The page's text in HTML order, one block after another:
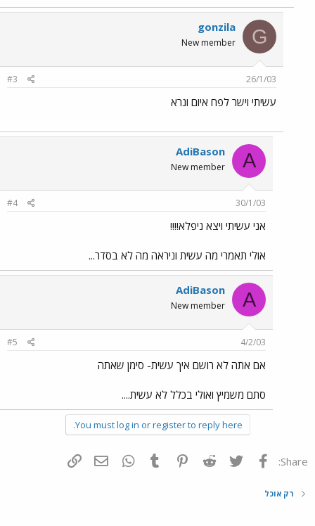
G
gonzila
New member
26/1/03
#3
עשיתי וישר לפח איום ונרא
A
AdiBason
New member
30/1/03
#4
אני עשיתי ויצא ניפלא!!!!
אולי תאמרי מה עשית וניראה מה לא בסדר...
A
AdiBason
New member
4/2/03
#5
אם אתה לא רושם איך עשית- סימן שאתה
סתם משמיץ ואולי בכלל לא עשית....
You must log in or register to reply here.
Share: פייסבוק Twitter
Reddit
Pinterest
Tumblr
WhatsAppדואר אלקטרוני
רק אוכל